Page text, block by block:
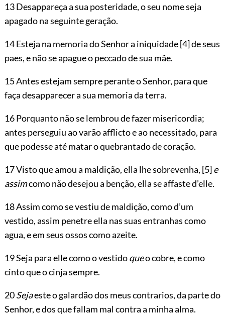
13 Desappareça a sua posteridade, o seu nome seja
apagado na seguinte geração.
14 Esteja na memoria do Senhor a iniquidade[4]de seus
paes, e não se apague o peccado de sua mãe.
15 Antes estejam sempre perante o Senhor, para que
faça desapparecer a sua memoria da terra.
16 Porquanto não se lembrou de fazer misericordia;
antes perseguiu ao varão afflicto e ao necessitado, para
que podesse até matar o quebrantado de coração.
17 Visto que amou a maldição, ella lhe sobrevenha, [5]e
assimcomo não desejou a benção, ella se affaste d’elle.
18 Assim como se vestiu de maldição, como d’um
vestido, assim penetre ella nas suas entranhas como
agua, e em seus ossos como azeite.
19 Seja para elle como o vestidoqueo cobre, e como
cinto que o cinja sempre.
20Sejaeste o galardão dos meus contrarios, da parte do
Senhor, e dos que fallam mal contra a minha alma.